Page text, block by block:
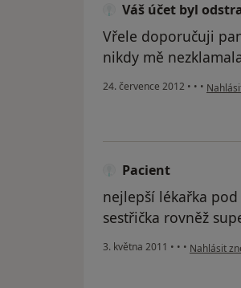
Váš účet byl
Vřele doporučuji
nikdy mě
24. července 2012 • • • podle
Pacient
nejlepší lékařka
sestřička rovněž
3. května 2011 • • • podle
Nahlásit